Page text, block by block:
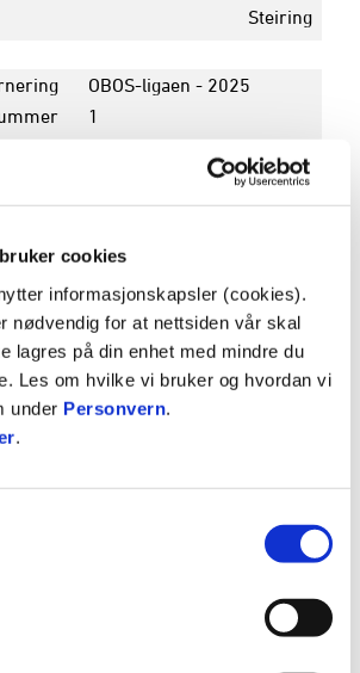
cookies
informasjonskapsler (cookies).
nødvendig for at nettsiden vår skal
lagres på din enhet med mindre du
Les om hvilke vi bruker og hvordan vi
under Personvern.
.
Steiring
OBOS-ligaen - 2025
1
2 - 1
K P
17
32